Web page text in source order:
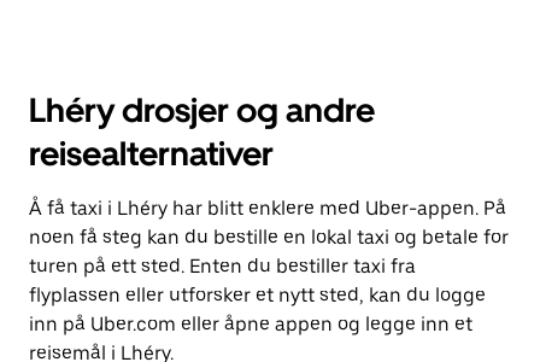
Lhéry drosjer og andre
reisealternativer
Å få taxi i Lhéry har blitt enklere med Uber-appen. På
noen få steg kan du bestille en lokal taxi og betale for
turen på ett sted. Enten du bestiller taxi fra
flyplassen eller utforsker et nytt sted, kan du logge
inn på Uber.com eller åpne appen og legge inn et
reisemål i Lhéry.